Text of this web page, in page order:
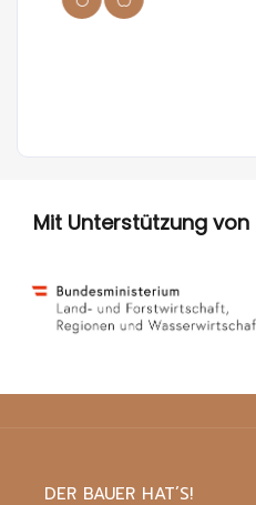
Mit Unterstützung von
DER BAUER HAT’S!